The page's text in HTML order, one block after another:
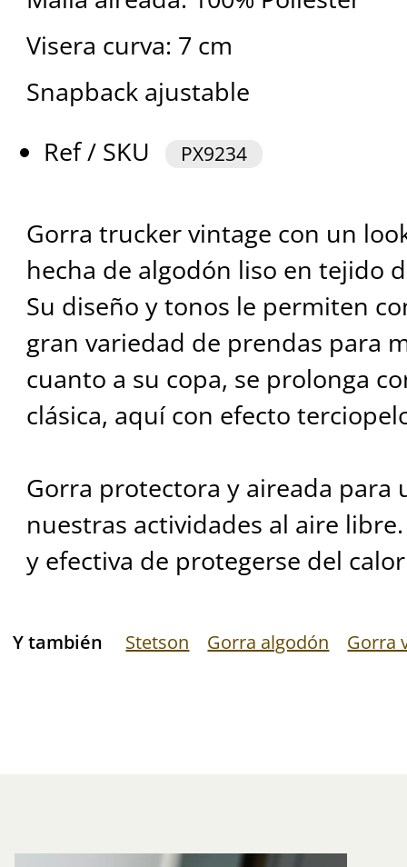
Visera curva: 7 cm
Snapback ajustable
Ref / SKU
PX9234
Gorra trucker vintage con un
hecha de algodón liso en tejido
Su diseño y tonos le permiten
gran variedad de prendas para
cuanto a su copa, se prolonga
clásica, aquí con efecto
Gorra protectora y aireada para
nuestras actividades al aire
y efectiva de protegerse del
Y también Stetson Gorra algodón Gorra